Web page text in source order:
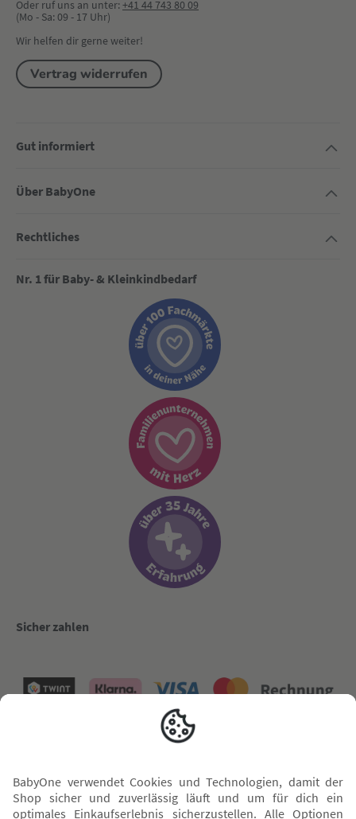
Oder ruf uns an unter:+41 44 743 80 09
(Mo - Sa: 09 - 17 Uhr)
Wir helfen dir gerne weiter!
Vertrag widerrufen
Gut informiert
Über BabyOne
Rechtliches
Nr. 1 für Baby- & Kleinkindbedarf
Sicher zahlen